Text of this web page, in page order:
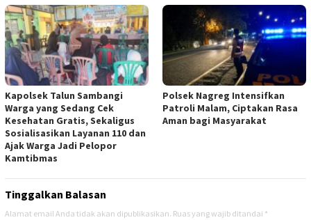
Kapolsek Talun Sambangi
Warga yang Sedang Cek
Kesehatan Gratis, Sekaligus
Sosialisasikan Layanan 110 dan
Ajak Warga Jadi Pelopor
Kamtibmas
Polsek Nagreg Intensifkan
Patroli Malam, Ciptakan Rasa
Aman bagi Masyarakat
Tinggalkan Balasan
Alamat email Anda tidak akan dipublikasikan. Ruas yang wajib ditandai *